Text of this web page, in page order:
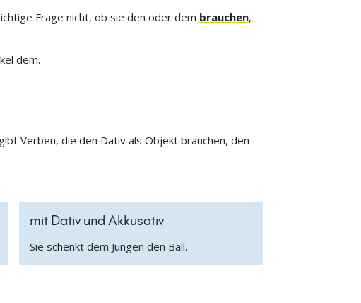
Frage nicht, ob sie den oder dem brauchen,
dem.
Verben, die den Dativ als Objekt brauchen, den
mit Dativ und Akkusativ
Sie schenkt dem Jungen den Ball.